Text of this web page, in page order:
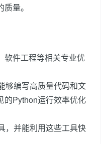
量。
软件工程等相关专业优
够编写高质量代码和文
的Python运行效率优化
，并能利用这些工具快